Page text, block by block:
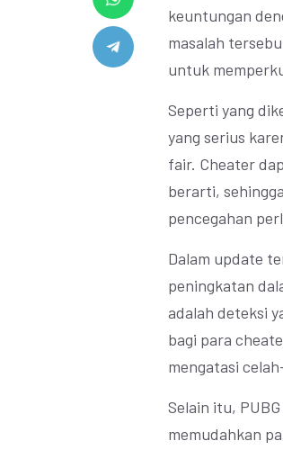
keuntungan
masalah
untuk
Seperti yang
yang serius
fair. Cheater
berarti,
pencegahan
Dalam update
peningkatan
adalah deteksi
bagi para
mengatasi
Selain itu,
memudahkan